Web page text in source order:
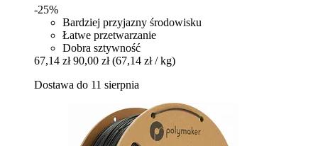
-25%
Bardziej przyjazny środowisku
Łatwe przetwarzanie
Dobra sztywność
67,14 zł 90,00 zł (67,14 zł / kg)
Dostawa do 11 sierpnia